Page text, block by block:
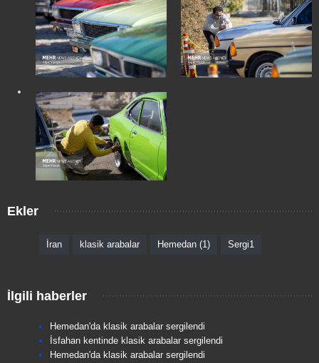
Ekler
İran klasik arabalar Hemedan (1) Sergi1
İlgili haberler
Hemedan'da klasik arabalar sergilendi
İsfahan kentinde klasik arabalar sergilendi
Hemedan'da klasik arabalar sergilendi